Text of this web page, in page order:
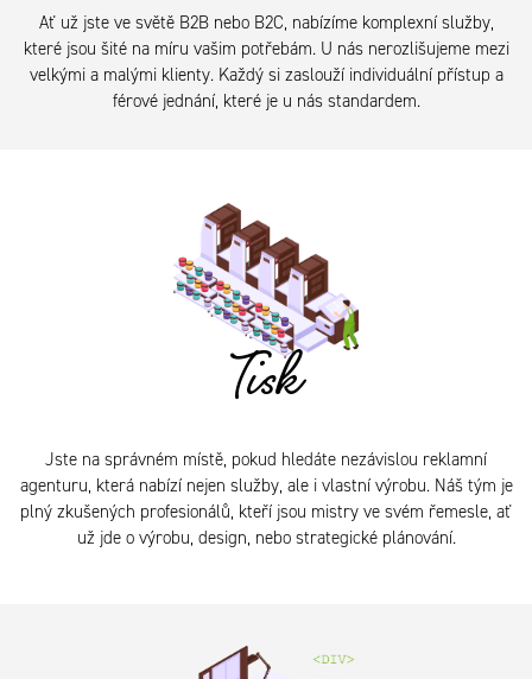
Ať už jste ve světě B2B nebo B2C, nabízíme komplexní služby,
které jsou šité na míru vašim potřebám. U nás nerozlišujeme mezi
velkými a malými klienty. Každý si zaslouží individuální přístup a
férové jednání, které je u nás standardem.
Tisk
Jste na správném místě, pokud hledáte nezávislou reklamní
agenturu, která nabízí nejen služby, ale i vlastní výrobu. Náš tým je
plný zkušených profesionálů, kteří jsou mistry ve svém řemesle, ať
už jde o výrobu, design, nebo strategické plánování.